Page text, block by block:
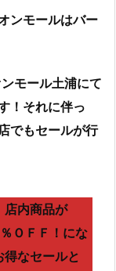
ンモールはバー
モール土浦にて
！ それに伴っ
でもセールが行
店内商品が
ＯＦＦ！にな
得なセールと